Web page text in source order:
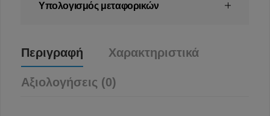
Υπολογισμός μεταφορικών
Περιγραφή Χαρακτηριστικά
Αξιολογήσεις (0)